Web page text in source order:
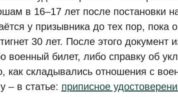
в 16–17 лет после постановки
у призывника до тех пор, пока
30 лет. После этого
военный билет, либо справку об
как складывались отношения с
– в статье: приписное